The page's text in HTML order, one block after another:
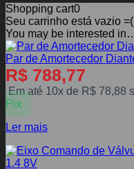
Shopping cart0
Seu carrinho está vazio =(
You may be interested
Par de Amortecedor
R$ 788,77
Em até 10x de R$ 78,88
Pix
Ler mais